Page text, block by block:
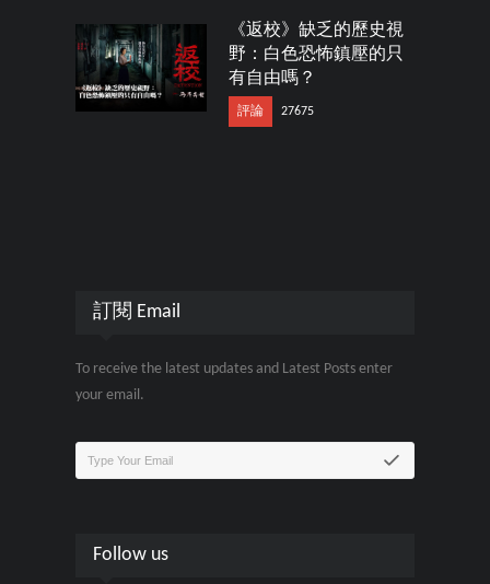
《返校》缺乏的歷史視
野：白色恐怖鎮壓的只
有自由嗎？
評論 27675
訂閱 Email
To receive the latest updates and Latest Posts enter
your email.
Follow us